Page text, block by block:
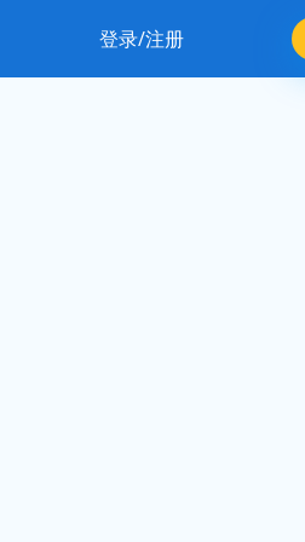
登录/注册